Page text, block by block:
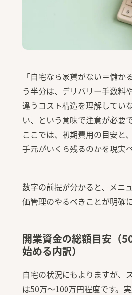
「自宅なら家賃がない＝儲か
う半分は、デリバリー手数料
違うコスト構造を理解してい
い、という意味で注意が必要で
ここでは、初期費用の目安と
手元がいくら残るのかを現実
数字の前提が分かると、メニ
価管理のやるべきことが明確に
開業資金の総額目安（
始める内訳）
自宅の状況にもよりますが、
は50万〜100万円程度です。